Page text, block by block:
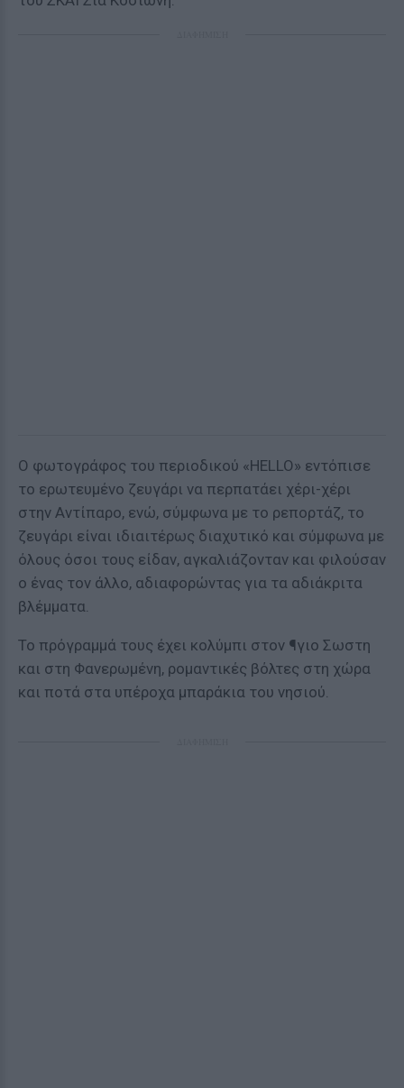
Ο φωτογράφος του περιοδικού «HELLO» εντόπισε
το ερωτευμένο ζευγάρι να περπατάει χέρι-χέρι
στην Αντίπαρο, ενώ, σύμφωνα με το ρεπορτάζ, το
ζευγάρι είναι ιδιαιτέρως διαχυτικό και σύμφωνα με
όλους όσοι τους είδαν, αγκαλιάζονταν και φιλούσαν
ο ένας τον άλλο, αδιαφορώντας για τα αδιάκριτα
βλέμματα.
Το πρόγραμμά τους έχει κολύμπι στον ¶γιο Σωστη
και στη Φανερωμένη, ρομαντικές βόλτες στη χώρα
και ποτά στα υπέροχα μπαράκια του νησιού.